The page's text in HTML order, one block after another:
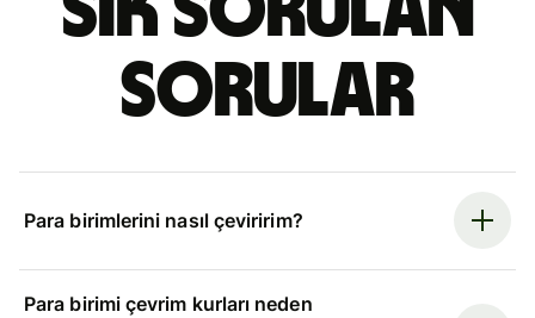
sorular
Para birimlerini nasıl çeviririm?
Para birimi çevrim kurları neden